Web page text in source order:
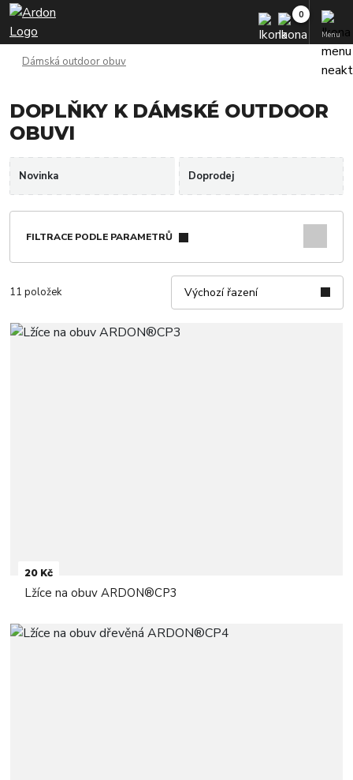
Menu
Dámská outdoor obuv
DOPLŇKY K DÁMSKÉ OUTDOOR
OBUVI
Novinka Doprodej
FILTRACE PODLE PARAMETRŮ
11 položek Výchozí řazení
20 Kč
Lžíce na obuv ARDON®CP3